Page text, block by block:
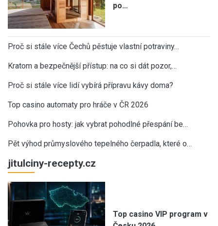
po…
Proč si stále více Čechů pěstuje vlastní potraviny…
Kratom a bezpečnější přístup: na co si dát pozor,…
Proč si stále více lidí vybírá přípravu kávy doma?
Top casino automaty pro hráče v ČR 2026
Pohovka pro hosty: jak vybrat pohodlné přespání be…
Pět výhod průmyslového tepelného čerpadla, které o…
jitulciny-recepty.cz
Top casino VIP program v